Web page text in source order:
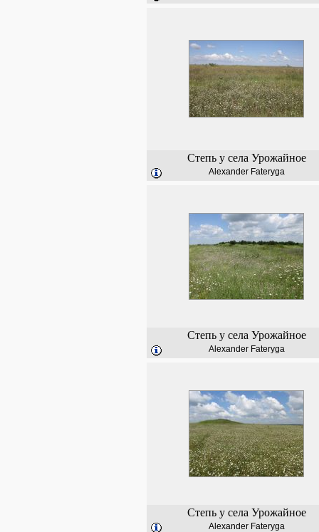
Степь у села Урожайное
Alexander Fateryga
Степь у села Урожайное
Alexander Fateryga
Степь у села Урожайное
Alexander Fateryga